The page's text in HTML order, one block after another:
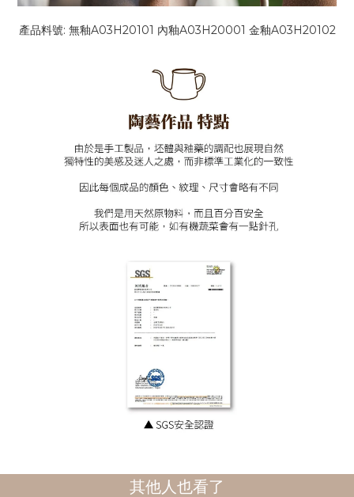
產品料號: 無釉A03H20101 內釉A03H20001 金釉A03H20102
其他人也看了